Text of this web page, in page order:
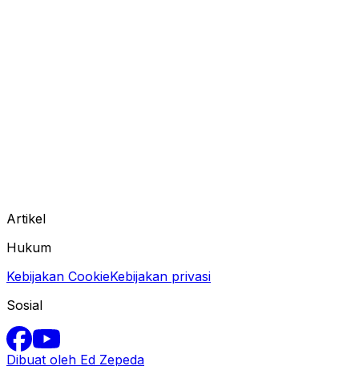
Artikel
Hukum
Kebijakan CookieKebijakan privasi
Sosial
Dibuat oleh Ed Zepeda